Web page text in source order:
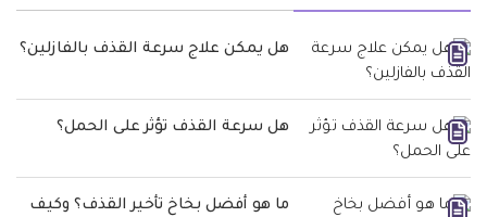
هل يمكن علاج سرعة القذف بالفازلين؟
هل سرعة القذف تؤثر على الحمل؟
ما هو أفضل بخاخ تأخير القذف؟ وكيف